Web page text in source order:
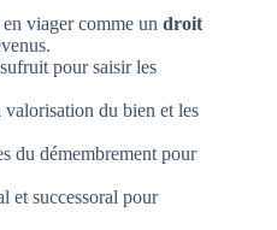
viager comme un droit
pour saisir les
du bien et les
du démembrement pour
et successoral pour